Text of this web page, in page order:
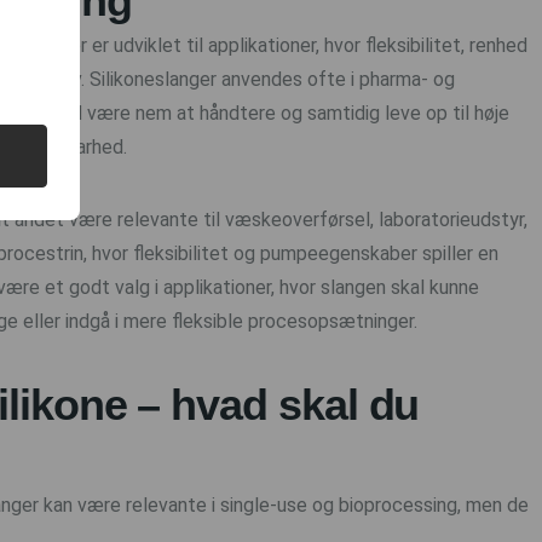
der er udviklet til applikationer, hvor fleksibilitet, renhed
krav. Silikoneslanger anvendes ofte i pharma- og
skal være nem at håndtere og samtidig leve op til høje
sporbarhed.
andet være relevante til væskeoverførsel, laboratorieudstyr,
hvor fleksibilitet og pumpeegenskaber spiller en
et godt valg i applikationer, hvor slangen skal kunne
eller indgå i mere fleksible procesopsætninger.
– hvad skal du
kan være relevante i single-use og bioprocessing, men de